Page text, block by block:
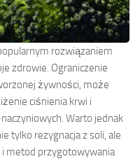
rozwiązaniem
zdrowie. Ograniczenie
żywności, może
ciśnienia krwi i
Warto jednak
tylko rezygnacja z soli, ale
metod przygotowywania